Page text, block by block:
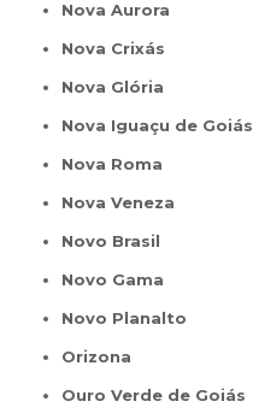
Nova Aurora
Nova Crixás
Nova Glória
Nova Iguaçu de Goiás
Nova Roma
Nova Veneza
Novo Brasil
Novo Gama
Novo Planalto
Orizona
Ouro Verde de Goiás